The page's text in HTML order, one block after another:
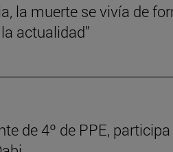
la muerte se vivía de
actualidad”
de 4º de PPE, participa